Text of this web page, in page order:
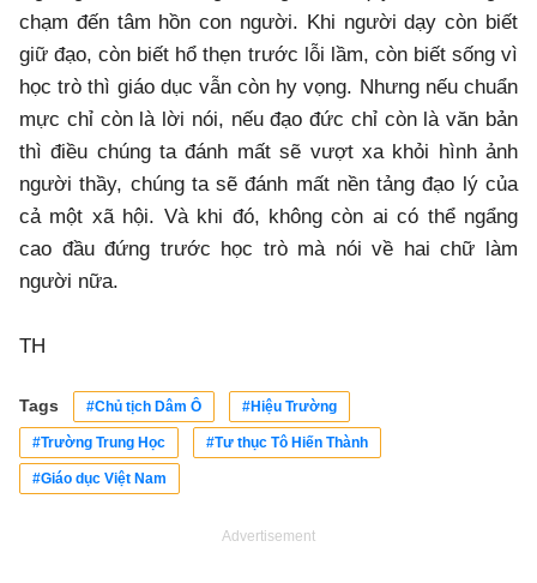
chạm đến tâm hồn con người. Khi người dạy còn biết
giữ đạo, còn biết hổ thẹn trước lỗi lầm, còn biết sống vì
học trò thì giáo dục vẫn còn hy vọng. Nhưng nếu chuẩn
mực chỉ còn là lời nói, nếu đạo đức chỉ còn là văn bản
thì điều chúng ta đánh mất sẽ vượt xa khỏi hình ảnh
người thầy, chúng ta sẽ đánh mất nền tảng đạo lý của
cả một xã hội. Và khi đó, không còn ai có thể ngẩng
cao đầu đứng trước học trò mà nói về hai chữ làm
người nữa.
TH
Tags #Chủ tịch Dâm Ô #Hiệu Trường
#Trường Trung Học #Tư thục Tô Hiến Thành
#Giáo dục Việt Nam
Advertisement